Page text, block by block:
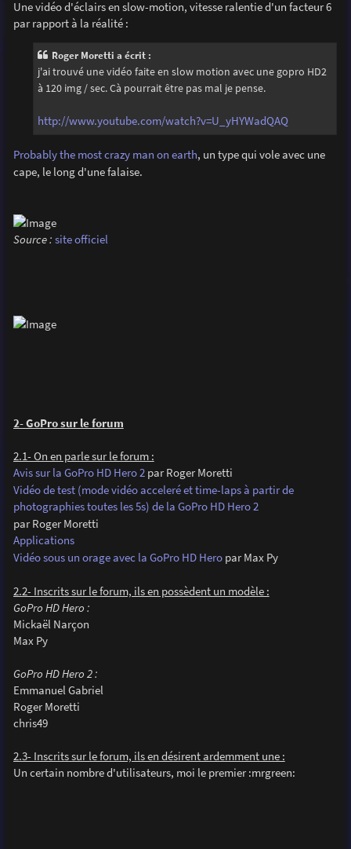
Une vidéo d'éclairs en slow-motion, vitesse ralentie d'un facteur 6
par rapport à la réalité :
Roger Moretti a écrit :
j'ai trouvé une vidéo faite en slow motion avec une gopro HD2
à 120 img / sec. Cà pourrait être pas mal je pense.
http://www.youtube.com/watch?v=U_yHYWadQAQ
Probably the most crazy man on earth, un type qui vole avec une
cape, le long d'une falaise.
Source : site officiel
2- GoPro sur le forum
2.1- On en parle sur le forum :
Avis sur la GoPro HD Hero 2par Roger Moretti
Vidéo de test (mode vidéo acceleré et time-laps à partir de
photographies toutes les 5s) de la GoPro HD Hero 2
par Roger Moretti
Applications
Vidéo sous un orage avec la GoPro HD Heropar Max Py
2.2- Inscrits sur le forum, ils en possèdent un modèle :
GoPro HD Hero :
Mickaël Narçon
Max Py
GoPro HD Hero 2 :
Emmanuel Gabriel
Roger Moretti
chris49
2.3- Inscrits sur le forum, ils en désirent ardemment une :
Un certain nombre d'utilisateurs, moi le premier :mrgreen: